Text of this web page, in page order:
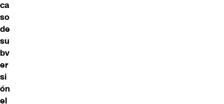
ca
so
de
su
bv
er
si
ón
el